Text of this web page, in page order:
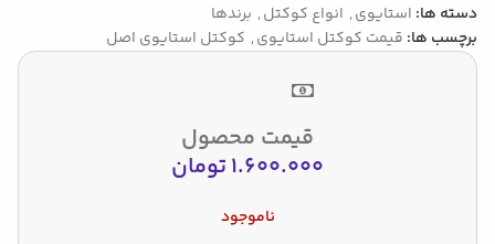
دسته ها: استایوی, انواع کوکتل, برندها
برچسب ها: قیمت کوکتل استایوی, کوکتل استایوی اصل
قیمت محصول
1.600.000تومان
ناموجود